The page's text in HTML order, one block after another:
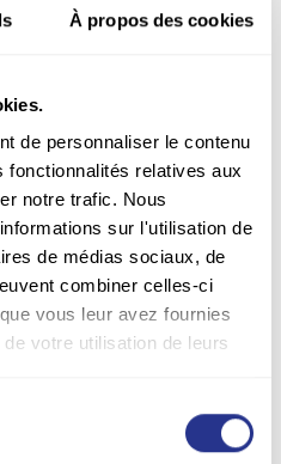
À propos des cookies
de personnaliser le contenu
relatives aux
notre trafic. Nous
sur l'utilisation de
de médias sociaux, de
combiner celles-ci
vous leur avez fournies
votre utilisation de leurs
confidentialité du site avi-